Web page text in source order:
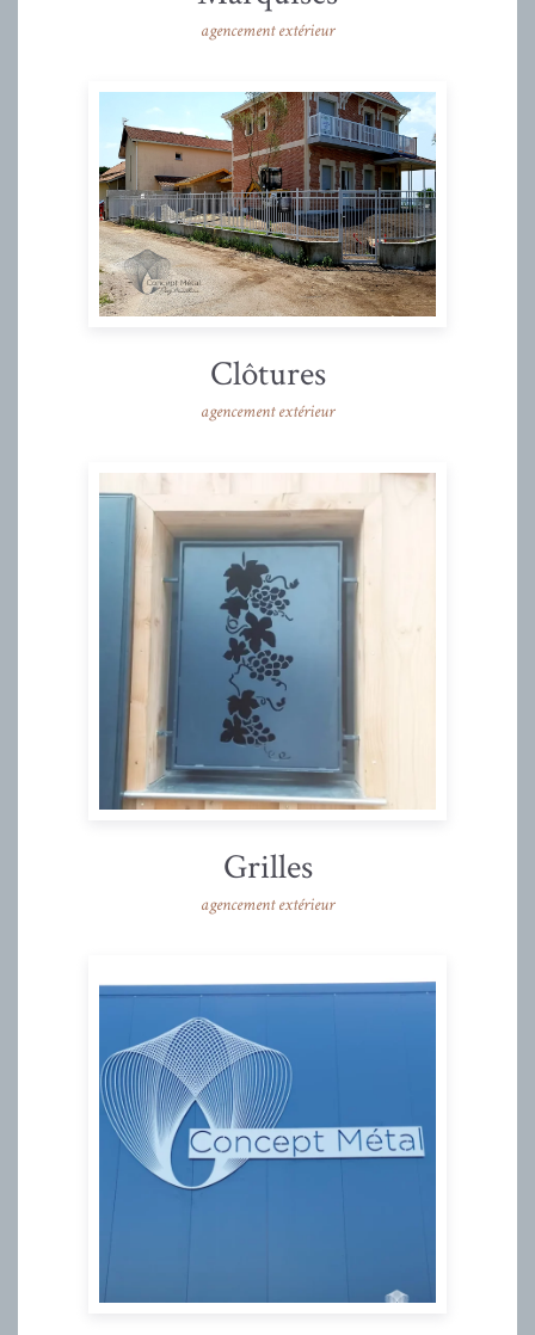
agencement extérieur
Clôtures
agencement extérieur
Grilles
agencement extérieur